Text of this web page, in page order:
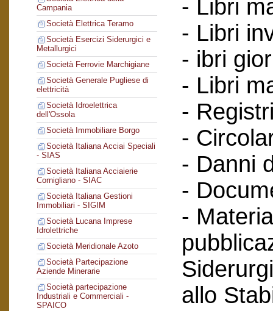
Campania
Società Elettrica Teramo
Società Esercizi Siderurgici e
Metallurgici
Società Ferrovie Marchigiane
Società Generale Pugliese di
elettricità
Società Idroelettrica
dell'Ossola
Società Immobiliare Borgo
Società Italiana Acciai Speciali
- SIAS
Società Italiana Acciaierie
Cornigliano - SIAC
Società Italiana Gestioni
Immobiliari - SIGIM
Società Lucana Imprese
Idrolettriche
Società Meridionale Azoto
Società Partecipazione
Aziende Minerarie
Società partecipazione
Industriali e Commerciali -
SPAICO
- Libri
- Libri
- ibri
- Libri
-
-
- Danni
-
-
allo